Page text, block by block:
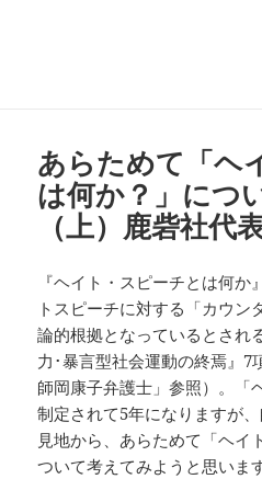
あらためて「ヘ
は何か？」につ
（上）鹿砦社代
『ヘイト・スピーチとは何
トスピーチに対する「カウン
論的根拠となっているとされ
力･暴言型社会運動の終焉』7
師岡康子弁護士」参照）。「
制定されて5年になりますが
見地から、あらためて「ヘイ
ついて考えてみようと思います